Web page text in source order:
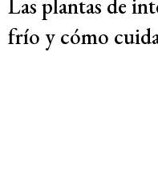
Las plantas de
frío y cómo